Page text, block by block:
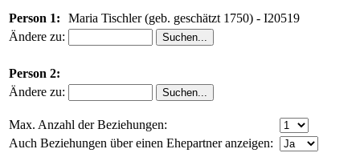
Person 1:
Maria Tischler (geb. geschätzt 1750) - I20519
Ändere zu:
Person 2:
Ändere zu:
Max. Anzahl der Beziehungen:
Auch Beziehungen über einen Ehepartner anzeigen: